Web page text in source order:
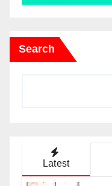
Search
Latest